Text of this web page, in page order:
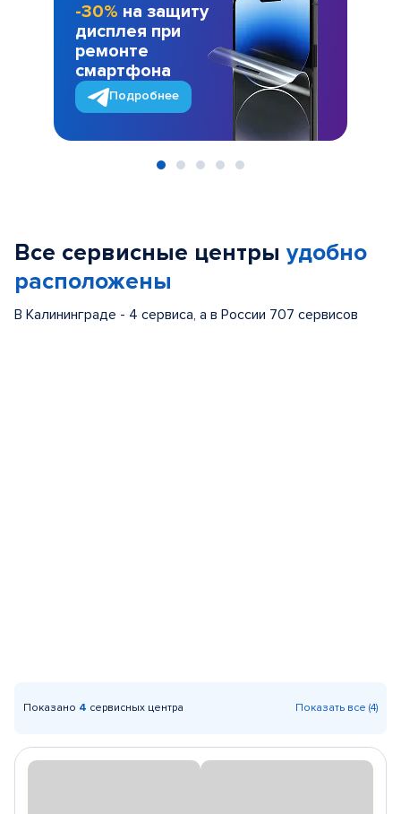
-30% на защиту
дисплея при
ремонте
смартфона
Подробнее
Все сервисные центры удобно
расположены
В Калининграде - 4 сервиса, а в России 707 сервисов
Показано 4 сервисных центра Показать все (4)